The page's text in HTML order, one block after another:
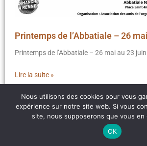
Printemps de l’Abbatiale – 26
Printemps de l’Abbatiale – 26 mai au 23 juin
Lire la suite »
Nous utilisons des cookies pour vous
expérience sur notre site web. Si vous
site, nous supposerons que vous en
OK